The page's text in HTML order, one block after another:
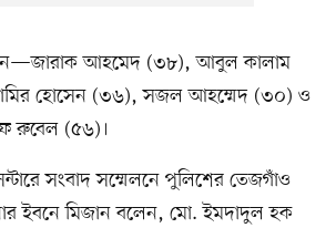
হলেন—জারাক আহমেদ (৩৮), আবুল কালাম
হোসেন (৩৬), সজল আহম্মেদ (৩০) ও
রুবেল (৫৬)।
সংবাদ সম্মেলনে পুলিশের তেজগাঁও
ইবনে মিজান বলেন, মো. ইমদাদুল হক